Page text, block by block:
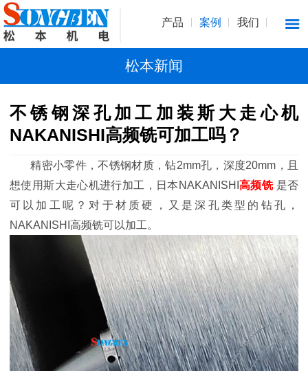
产品 案例 我们
松本新闻
不锈钢深孔加工加装斯大走心机
NAKANISHI高频铣可加工吗？
精密小零件，不锈钢材质，钻2mm孔，深度20mm，且
想使用斯大走心机进行加工，日本NAKANISHI 高频铣 是否
可以加工呢？对于材质硬，又是深孔类型的钻孔，
NAKANISHI高频铣可以加工。